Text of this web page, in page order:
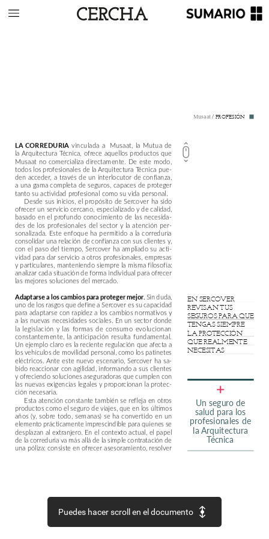
Musaat / PROFESIÓN
Un seguro de
salud para los
profesionales de
la Arquitectura
Técnica
EN SERCOVER
REVISANTUS
SEGUROS PARAQUE
TENGASSIEMPRE
LA PROTECCIÓN
QUEREALMENTE
NECESITAS
LA CORREDURÍA vinculada a Musaat, la Mutua de
la Arquitectura Técnica, ofrece aquellos productos que
Musaat no comercializa directamente. De este modo,
todos los profesionales de la Arquitectura Técnica pue-
den acceder, a través de un interlocutor de confianza,
a una gama completa de seguros, capaces de proteger
tanto su actividad profesional como su vida personal.
Desde sus inicios, el propósito de Sercover ha sido
ofrecer un servicio cercano, especializado yde calidad,
basado en el profundo conocimiento de las necesida-
des de los profesionales del sector y la atención per-
sonalizada. Este enfoque ha permitido a la correduría
consolidaruna relación de confianzacon sus clientes y,
con el paso del tiempo, Sercover ha ampliado su acti-
vidad para dar servicio a otros profesionales, empresas
yparticulares, manteniendo siempre la misma filosofía:
analizar cada situaciónde forma individual para ofrecer
las mejores soluciones del mercado.
Adaptarsea loscambiospara protegermejor. Sinduda,
uno de los rasgos que define a Sercover es sucapacidad
para adaptarse con rapidez a los cambios normativos y
a las nuevas necesidades sociales. En un sector donde
la legislación y las formas de consumo evolucionan
constantemente, la anticipación resulta fundamental.
Un ejemplo claro es la reciente regulación que afecta a
los vehículos de movilidad personal, como los patinetes
eléctricos. Ante este nuevo escenario, Sercover ha sa-
bido reaccionar con agilidad, informando a sus clientes
yofreciendosoluciones aseguradoras que cumplen con
las nuevas exigencias legales yproporcionan la protec-
ción necesaria.
Esta atención constante también se refleja en otros
productos como el seguro de viajes, que en los últimos
años (y, sobre todo, semanas) se ha convertido en un
elemento prácticamente imprescindible para quienes se
desplazan al extranjero. En el contexto actual, el papel
de la correduría va más allá de la simple contratación de
una póliza: consiste en ofrecer asesoramiento, resolver
conlosclientes.Recientementelacorreduría
alinearse conel estilocorporativo deMusaat
enelámbitoasegurador.
Puedes hacer scroll en el documento